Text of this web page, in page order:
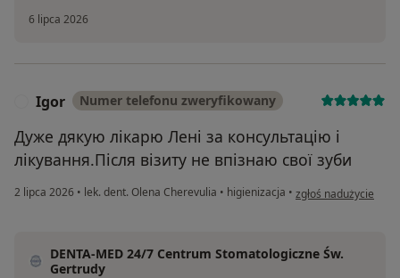
6 lipca 2026
Igor Numer telefonu zweryfikowany
Дуже дякую лікарю Лені за консультацію і
лікування.Після візиту не впізнаю свої зуби
2 lipca 2026 • lek. dent. Olena Cherevulia • higienizacja • w opinii użytkownika
zgłoś nadużycie
DENTA-MED 24/7 Centrum Stomatologiczne Św.
Gertrudy